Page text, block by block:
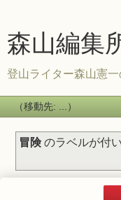
森山編集
登山ライター森山憲
冒険のラベルが付